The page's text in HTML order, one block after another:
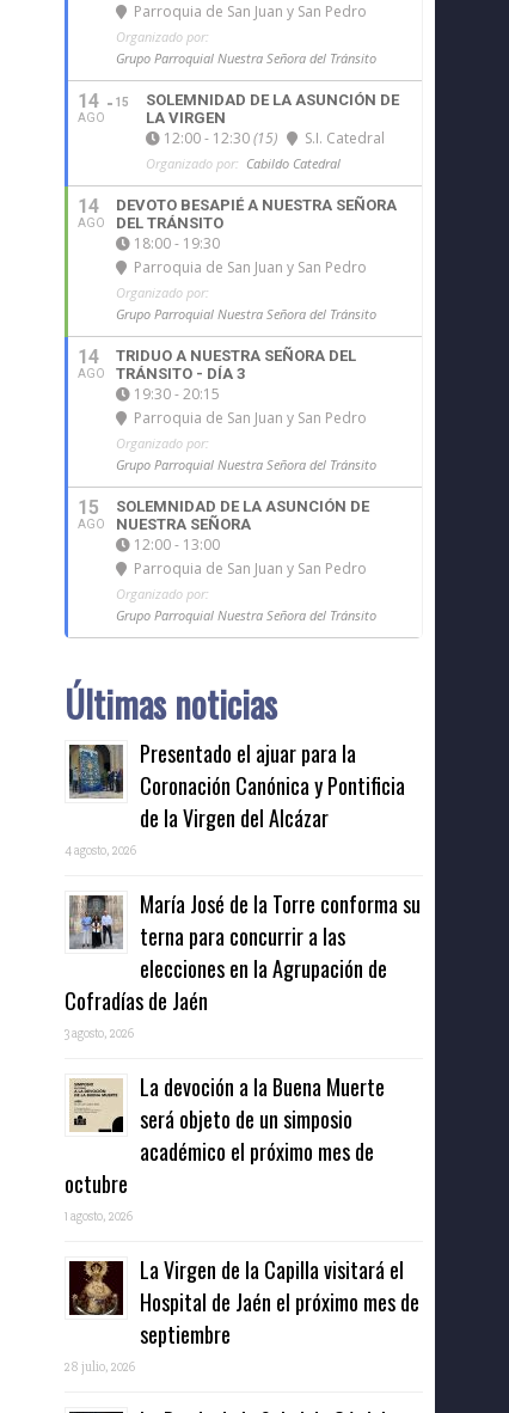
Parroquia de San Juan y San Pedro
Organizado por:
Grupo Parroquial Nuestra Señora del Tránsito
14
AGO
15
SOLEMNIDAD DE LA ASUNCIÓN DE
LA VIRGEN
12:00 - 12:30(15) S.I. Catedral
Organizado por: Cabildo Catedral
14
AGO
DEVOTO BESAPIÉ A NUESTRA SEÑORA
DEL TRÁNSITO
18:00 - 19:30
Parroquia de San Juan y San Pedro
Organizado por:
Grupo Parroquial Nuestra Señora del Tránsito
14
AGO
TRIDUO A NUESTRA SEÑORA DEL
TRÁNSITO - DÍA 3
19:30 - 20:15
Parroquia de San Juan y San Pedro
Organizado por:
Grupo Parroquial Nuestra Señora del Tránsito
15
AGO
SOLEMNIDAD DE LA ASUNCIÓN DE
NUESTRA SEÑORA
12:00 - 13:00
Parroquia de San Juan y San Pedro
Organizado por:
Grupo Parroquial Nuestra Señora del Tránsito
Últimas noticias
Presentado el ajuar para la
Coronación Canónica y Pontificia
de la Virgen del Alcázar
4 agosto, 2026
María José de la Torre conforma su
terna para concurrir a las
elecciones en la Agrupación de
Cofradías de Jaén
3 agosto, 2026
La devoción a la Buena Muerte
será objeto de un simposio
académico el próximo mes de
octubre
1 agosto, 2026
La Virgen de la Capilla visitará el
Hospital de Jaén el próximo mes de
septiembre
28 julio, 2026